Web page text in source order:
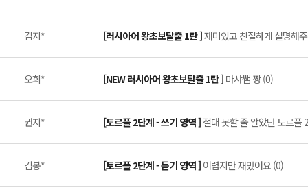
김지* [러시아어 왕초보탈출 1탄 ]재미있고 친절하게 설명해
오희* [NEW 러시아어 왕초보탈출 1탄 ] 마샤쌤 짱 (0)
권지* [토르플 2단계 - 쓰기 영역 ] 절대 못할 줄 알았던 토르플
김봉* [토르플 2단계 - 듣기 영역 ] 어렵지만 재밌어요 (0)